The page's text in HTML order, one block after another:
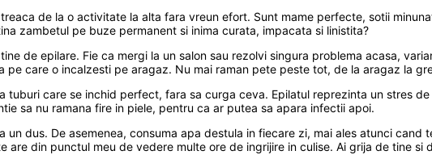
de la o activitate la alta fara vreun efort. Sunt mame perfecte, sotii
zambetul pe buze permanent si inima curata, impacata si linistita?
de epilare. Fie ca mergi la un salon sau rezolvi singura problema acasa,
care o incalzesti pe aragaz. Nu mai raman pete peste tot, de la aragaz la
care se inchid perfect, fara sa curga ceva. Epilatul reprezinta un stres
sa nu ramana fire in piele, pentru ca ar putea sa apara infectii apoi.
dus. De asemenea, consuma apa destula in fiecare zi, mai ales atunci cand
din punctul meu de vedere multe ore de ingrijire in culise. Ai grija de tine si